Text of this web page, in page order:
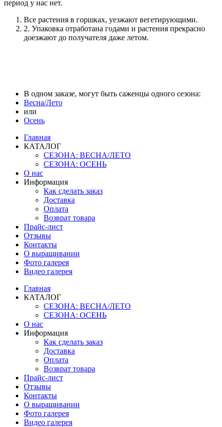
период у нас нет.
Все растения в горшках, уезжают вегетирующими.
2. Упаковка отработана годами и растения прекрасно
доезжают до получателя даже летом.
В одном заказе, могут быть саженцы одного сезона:
Весна/Лето
или
Осень
Главная
КАТАЛОГ
СЕЗОНА: ВЕСНА/ЛЕТО
СЕЗОНА: ОСЕНЬ
О нас
Информация
Как сделать заказ
Доставка
Оплата
Возврат товара
Прайс-лист
Отзывы
Контакты
О выращивании
Фото галерея
Видео галерея
Главная
КАТАЛОГ
СЕЗОНА: ВЕСНА/ЛЕТО
СЕЗОНА: ОСЕНЬ
О нас
Информация
Как сделать заказ
Доставка
Оплата
Возврат товара
Прайс-лист
Отзывы
Контакты
О выращивании
Фото галерея
Видео галерея